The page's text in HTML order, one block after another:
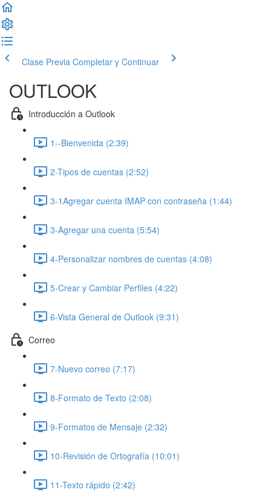
Clase Previa Completar y Continuar
OUTLOOK
Introducción a Outlook
1--Bienvenida (2:39)
2-Tipos de cuentas (2:52)
3-1Agregar cuenta IMAP con contraseña (1:44)
3-Agregar una cuenta (5:54)
4-Personalizar nombres de cuentas (4:08)
5-Crear y Cambiar Perfiles (4:22)
6-Vista General de Outlook (9:31)
Correo
7-Nuevo correo (7:17)
8-Formato de Texto (2:08)
9-Formatos de Mensaje (2:32)
10-Revisión de Ortografía (10:01)
11-Texto rápido (2:42)